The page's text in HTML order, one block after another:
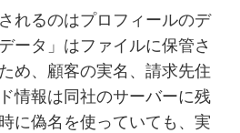
れるのはプロフィールのデ
ータ」はファイルに保管さ
め、顧客の実名、請求先住
情報は同社のサーバーに残
に偽名を使っていても、実